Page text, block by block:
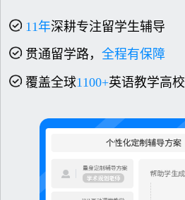
11年深耕专注留学生辅导
贯通留学路， 全程有保障
覆盖全球1100+英语教学高校